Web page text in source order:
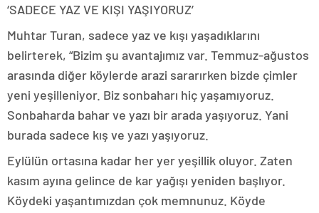
‘SADECE YAZ VE KIŞI YAŞIYORUZ’
Muhtar Turan, sadece yaz ve kışı yaşadıklarını
belirterek, “Bizim şu avantajımız var. Temmuz-ağustos
arasında diğer köylerde arazi sararırken bizde çimler
yeni yeşilleniyor. Biz sonbaharı hiç yaşamıyoruz.
Sonbaharda bahar ve yazı bir arada yaşıyoruz. Yani
burada sadece kış ve yazı yaşıyoruz.
Eylülün ortasına kadar her yer yeşillik oluyor. Zaten
kasım ayına gelince de kar yağışı yeniden başlıyor.
Köydeki yaşantımızdan çok memnunuz. Köyde